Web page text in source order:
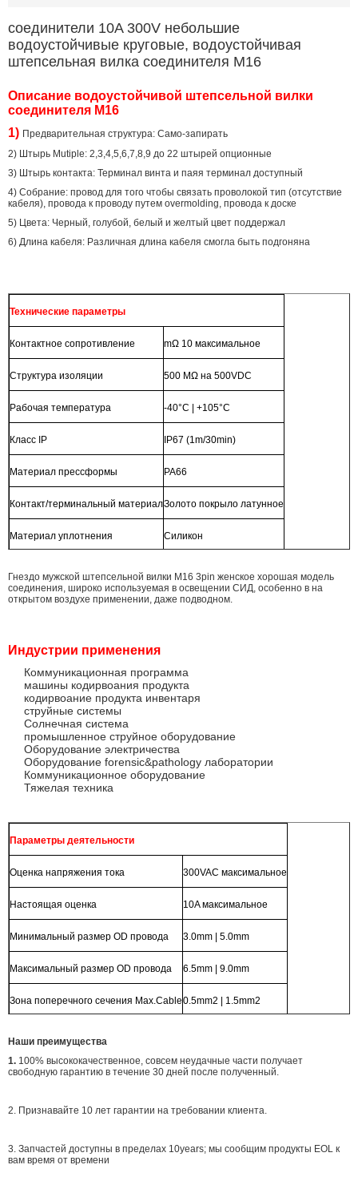
соединители 10A 300V небольшие
водоустойчивые круговые, водоустойчивая
штепсельная вилка соединителя M16
Описание водоустойчивой штепсельной вилки
соединителя M16
1) Предварительная структура: Само-запирать
2) Штырь Mutiple: 2,3,4,5,6,7,8,9 до 22 штырей опционные
3) Штырь контакта: Терминал винта и паяя терминал доступный
4) Собрание: провод для того чтобы связать проволокой тип (отсутствие
кабеля), провода к проводу путем overmolding, провода к доске
5) Цвета: Черный, голубой, белый и желтый цвет поддержал
6) Длина кабеля: Различная длина кабеля смогла быть подгоняна
Технические параметры
Контактное сопротивление mΩ 10 максимальное
Структура изоляции 500 MΩ на 500VDC
Рабочая температура -40°C | +105°C
Класс IP IP67 (1m/30min)
Материал прессформы PA66
Контакт/терминальный материалЗолото покрыло латунное
Материал уплотнения Силикон
Гнездо мужской штепсельной вилки M16 3pin женское хорошая модель
соединения, широко используемая в освещении СИД, особенно в на
открытом воздухе применении, даже подводном.
Индустрии применения
Коммуникационная программа
машины кодирвоания продукта
кодирвоание продукта инвентаря
струйные системы
Солнечная система
промышленное струйное оборудование
Оборудование электричества
Оборудование forensic&pathology лаборатории
Коммуникационное оборудование
Тяжелая техника
Параметры деятельности
Оценка напряжения тока 300VAC максимальное
Настоящая оценка 10A максимальное
Минимальный размер OD провода 3.0mm | 5.0mm
Максимальный размер OD провода 6.5mm | 9.0mm
Зона поперечного сечения Max.Cable0.5mm2 | 1.5mm2
Наши преимущества
1. 100% высококачественное, совсем неудачные части получает
свободную гарантию в течение 30 дней после полученный.
2. Признавайте 10 лет гарантии на требовании клиента.
3. Запчастей доступны в пределах 10years; мы сообщим продукты EOL к
вам время от времени